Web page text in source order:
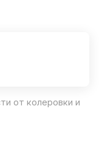
от колеровки и